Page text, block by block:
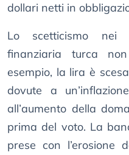
dollari netti in
Lo scetticismo nei
finanziaria turca
esempio, la lira è
dovute a
all’aumento della
prima del voto. La
prese con l’erosione